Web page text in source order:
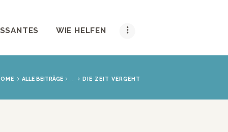
WIE HELFEN
ALLE BEITRÄGE ... DIE ZEIT VERGEHT